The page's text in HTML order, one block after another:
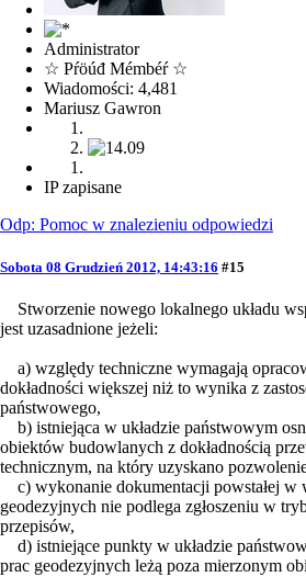
Administrator
☆ Pŕöúđ Mémbéŕ ☆
Wiadomości: 4,481
Mariusz Gawron
IP zapisane
Odp: Pomoc w znalezieniu odpowiedzi
Sobota 08 Grudzień 2012, 14:43:16 #15
Stworzenie nowego lokalnego układu
jest uzasadnione jeżeli:
a) względy techniczne wymagają
dokładności większej niż to wynika z
państwowego,
b) istniejąca w układzie państwowym
obiektów budowlanych z dokładnością
technicznym, na który uzyskano
c) wykonanie dokumentacji powstałej w
geodezyjnych nie podlega zgłoszeniu w
przepisów,
d) istniejące punkty w układzie
prac geodezyjnych leżą poza mierzonym